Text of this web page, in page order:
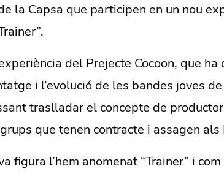
la Capsa que participen en un nou
del Prejecte Cocoon, que
i l’evolució de les bandes joves
traslladar el concepte de
que tenen contracte i assagen als
figura l’hem anomenat “Trainer” i